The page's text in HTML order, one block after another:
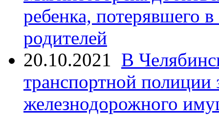
ребенка, потерявшего
родителей
20.10.2021 В
транспортной
железнодорожного